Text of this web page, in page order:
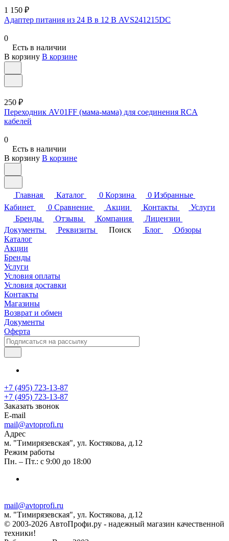
1 150 ₽
Адаптер питания из 24 В в 12 В AVS241215DC
0
Есть в наличии
В корзину В корзине
250 ₽
Переходник AV01FF (мама-мама) для соединения RCA
кабелей
0
Есть в наличии
В корзину В корзине
Главная Каталог 0 Корзина 0 Избранные
Кабинет
0 Сравнение Акции Контакты
Услуги
Бренды
Отзывы Компания
Лицензии
Документы
Реквизиты Поиск Блог
Обзоры
Каталог
Акции
Бренды
Услуги
Условия оплаты
Условия доставки
Контакты
Магазины
Возврат и обмен
Документы
Оферта
+7 (495) 723-13-87
+7 (495) 723-13-87
Заказать звонок
E-mail
mail@avtoprofi.ru
Адрес
м. "Тимирязевская", ул. Костякова, д.12
Режим работы
Пн. – Пт.: с 9:00 до 18:00
mail@avtoprofi.ru
м. "Тимирязевская", ул. Костякова, д.12
© 2003-2026 АвтоПрофи.ру - надежный магазин качественной
техники!